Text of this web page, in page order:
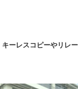
キーレスコピーやリレ